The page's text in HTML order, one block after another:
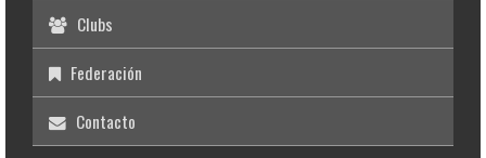
Clubs
Federación
Contacto